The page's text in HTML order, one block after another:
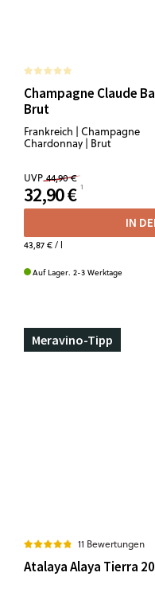
Champagne Claude
Brut
Frankreich | Champagne
Chardonnay | Brut
UVP 44,90 €
32,90 €
IN
43,87 €/ l
Auf Lager. 2-3 Werktage
Meravino-Tipp
11 Bewertungen
Atalaya Alaya Tierra